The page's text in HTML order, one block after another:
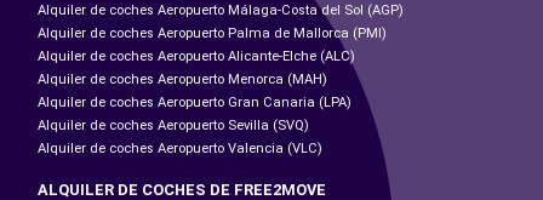
Alquiler de coches Aeropuerto Málaga-Costa del Sol (AGP)
Alquiler de coches Aeropuerto Palma de Mallorca (PMI)
Alquiler de coches Aeropuerto Alicante-Elche (ALC)
Alquiler de coches Aeropuerto Menorca (MAH)
Alquiler de coches Aeropuerto Gran Canaria (LPA)
Alquiler de coches Aeropuerto Sevilla (SVQ)
Alquiler de coches Aeropuerto Valencia (VLC)
ALQUILER DE COCHES DE FREE2MOVE